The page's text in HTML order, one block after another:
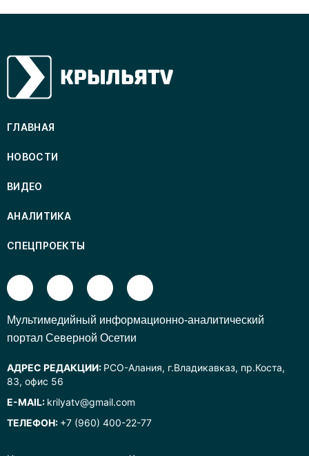
ГЛАВНАЯ
НОВОСТИ
ВИДЕО
АНАЛИТИКА
СПЕЦПРОЕКТЫ
Mультимедийный информационно-аналитический
портал Северной Осетии
АДРЕС РЕДАКЦИИ: РСО-Алания, г.Владикавказ, пр.Коста,
83, офис 56
E-MAIL: krilyatv@gmail.com
ТЕЛЕФОН: +7 (960) 400-22-77